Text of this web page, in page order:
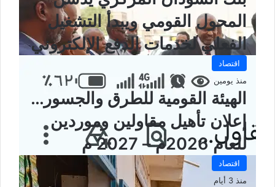
المحول القومي ويبدأ التشغيل
الفعلي لخدمات الدفع الإلكتروني
اقتصاد
منذ يومين
الهيئة القومية للطرق والجسور…
إعلان تأهيل مقاولين وموردين
للعام 2026م – 2027 م
اقتصاد
منذ 3 أيام